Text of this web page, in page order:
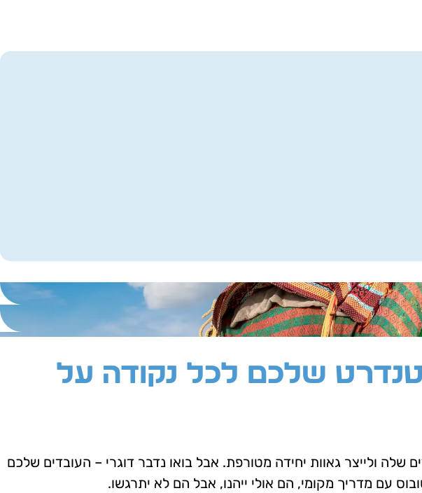
שלכם לכל נקודה על
ולייצר גאוות יחידה מטורפת. אבל בואו נדבר דוגרי – העובדים שלכם
עם מדריך מקומי, הם אולי ייהנו, אבל הם לא יתרגשו.